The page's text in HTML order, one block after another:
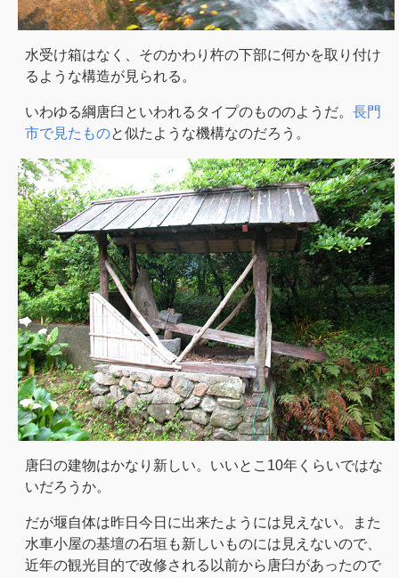
水受け箱はなく、そのかわり杵の下部に何かを取り付け
るような構造が見られる。
いわゆる綱唐臼といわれるタイプのもののようだ。 長門
市で見たものと似たような機構なのだろう。
唐臼の建物はかなり新しい。いいとこ10年くらいではな
いだろうか。
だが堰自体は昨日今日に出来たようには見えない。また
水車小屋の基壇の石垣も新しいものには見えないので、
近年の観光目的で改修される以前から唐臼があったので